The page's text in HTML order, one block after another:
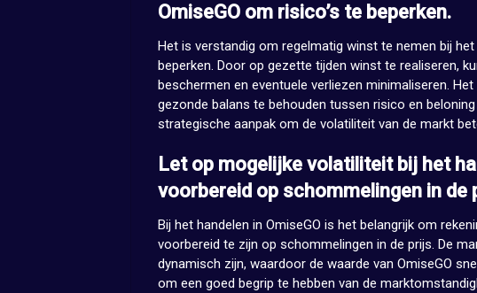
OmiseGO om risico’s te beperken.
Het is verstandig om regelmatig winst te nemen bij het
beperken. Door op gezette tijden winst te realiseren,
beschermen en eventuele verliezen minimaliseren.
gezonde balans te behouden tussen risico en
strategische aanpak om de volatiliteit van de markt
Let op mogelijke volatiliteit bij het
voorbereid op schommelingen in de
Bij het handelen in OmiseGO is het belangrijk om
voorbereid te zijn op schommelingen in de prijs. De
dynamisch zijn, waardoor de waarde van OmiseGO
om een goed begrip te hebben van de